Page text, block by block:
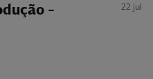
-
22 jul